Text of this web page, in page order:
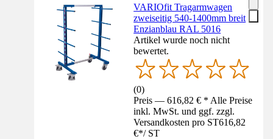
VARIOfit Tragarmwagen
zweiseitig 540-1400mm breit
Enzianblau RAL 5016
Artikel wurde noch nicht
bewertet.
(0)
Preis — 616,82 € * Alle Preise
inkl. MwSt. und ggf. zzgl.
Versandkosten pro ST616,82
€*/ ST